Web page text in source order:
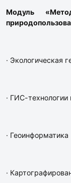
Модуль
· Экологическая
· ГИС-технологии
· Геоинформатика
·